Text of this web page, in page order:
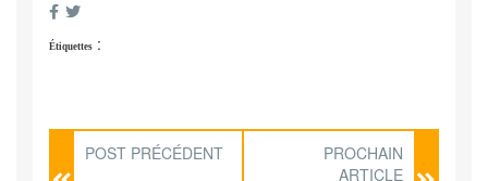
Étiquettes :
POST PRÉCÉDENT
PROCHAIN
ARTICLE